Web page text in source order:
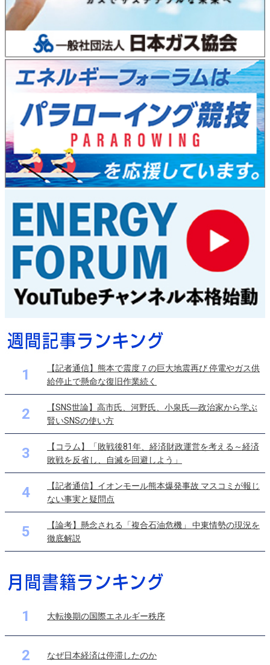
1
【記者通信】熊本で震度７の巨大地震再び 停電やガス供
給停止で懸命な復旧作業続く
2
【SNS世論】高市氏、河野氏、小泉氏―政治家から学ぶ
賢いSNSの使い方
3
【コラム】「敗戦後81年、経済財政運営を考える～経済
敗戦を反省し、自滅を回避しよう」
4
【記者通信】イオンモール熊本爆発事故 マスコミが報じ
ない事実と疑問点
5
【論考】懸念される「複合石油危機」 中東情勢の現況を
徹底解説
1 大転換期の国際エネルギー秩序
2 なぜ日本経済は停滞したのか